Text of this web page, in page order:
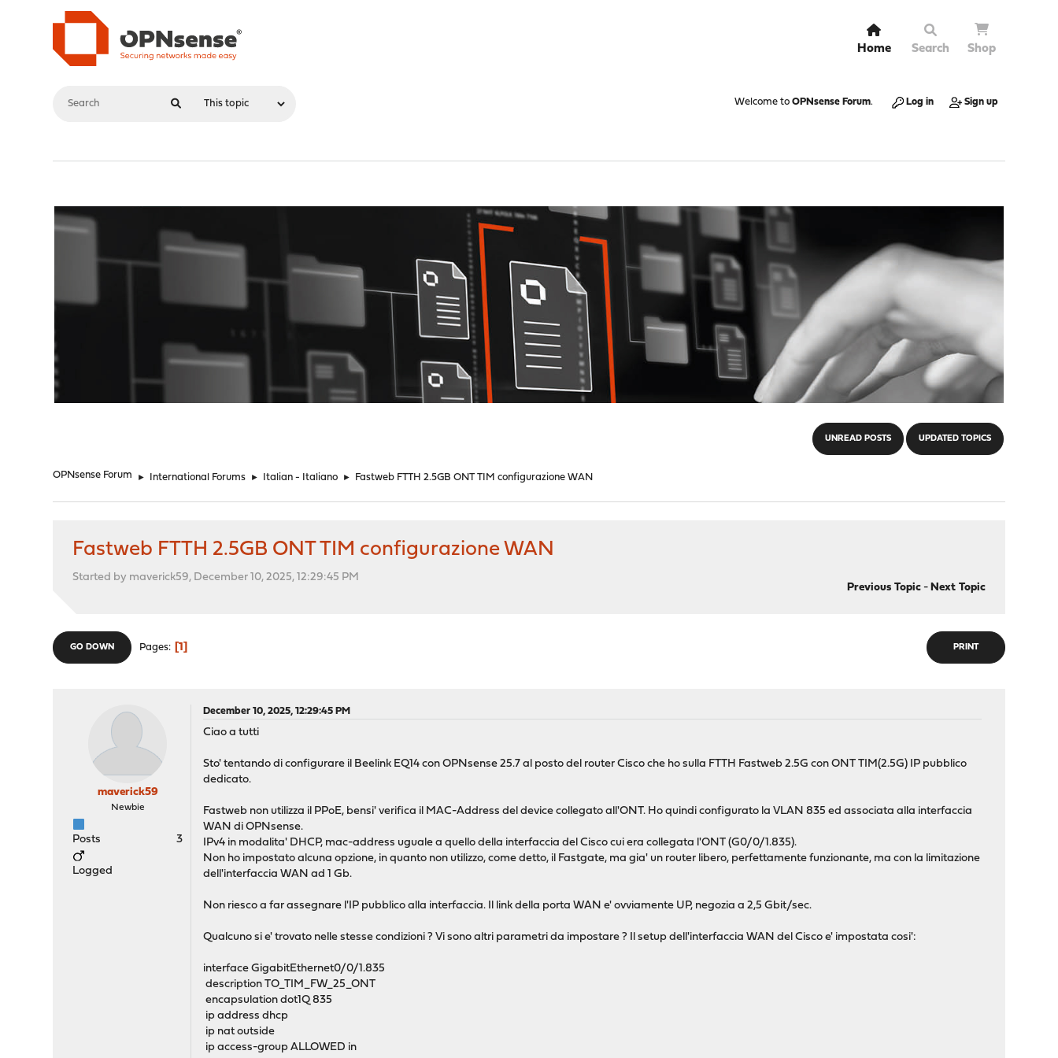
Home Search Shop
Welcome to OPNsense Forum. Log in Sign up
UNREAD POSTS UPDATED TOPICS
OPNsense Forum ► International Forums ► Italian - Italiano ► Fastweb FTTH 2.5GB ONT TIM configurazione WAN
Fastweb FTTH 2.5GB ONT TIM configurazione WAN
Started by maverick59, December 10, 2025, 12:29:45 PM
Previous Topic- Next Topic
PRINT
GO DOWN Pages 1
maverick59
Newbie
Posts 3
Logged
December 10, 2025, 12:29:45 PM
Ciao a tutti
Sto' tentando di configurare il Beelink EQ14 con OPNsense 25.7 al posto del router Cisco che ho sulla FTTH Fastweb 2.5G con ONT TIM(2.5G) IP pubblico
dedicato.
Fastweb non utilizza il PPoE, bensi' verifica il MAC-Address del device collegato all'ONT. Ho quindi configurato la VLAN 835 ed associata alla interfaccia
WAN di OPNsense.
IPv4 in modalita' DHCP, mac-address uguale a quello della interfaccia del Cisco cui era collegata l'ONT (G0/0/1.835).
Non ho impostato alcuna opzione, in quanto non utilizzo, come detto, il Fastgate, ma gia' un router libero, perfettamente funzionante, ma con la limitazione
dell'interfaccia WAN ad 1 Gb.
Non riesco a far assegnare l'IP pubblico alla interfaccia. Il link della porta WAN e' ovviamente UP, negozia a 2,5 Gbit/sec.
Qualcuno si e' trovato nelle stesse condizioni ? Vi sono altri parametri da impostare ? Il setup dell'interfaccia WAN del Cisco e' impostata cosi':
interface GigabitEthernet0/0/1.835
description TO_TIM_FW_25_ONT
encapsulation dot1Q 835
ip address dhcp
ip nat outside
ip access-group ALLOWED in